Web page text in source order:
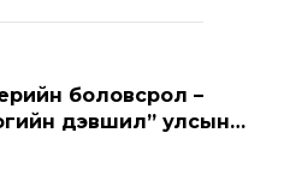
боловсрол –
дэвшил” улсын